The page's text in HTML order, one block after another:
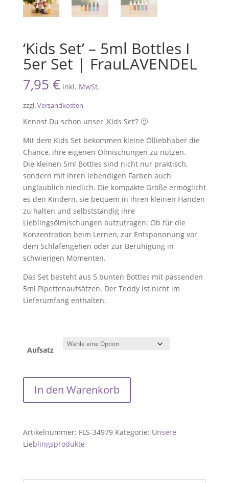
‘Kids Set’ – 5ml Bottles I
5er Set | FrauLAVENDEL
7,95 € inkl. MwSt.
zzgl.Versandkosten
Kennst Du schon unser ‚Kids Set‘? 🙂
Mit dem Kids Set bekommen kleine Ölliebhaber die
Chance, ihre eigenen Ölmischungen zu nutzen.
Die kleinen 5ml Bottles sind nicht nur praktisch,
sondern mit ihren lebendigen Farben auch
unglaublich niedlich. Die kompakte Größe ermöglicht
es den Kindern, sie bequem in ihren kleinen Händen
zu halten und selbstständig ihre
Lieblingsölmischungen aufzutragen: Ob für die
Konzentration beim Lernen, zur Entspannnung vor
dem Schlafengehen oder zur Beruhigung in
schwierigen Momenten.
Das Set besteht aus 5 bunten Bottles mit passenden
5ml Pipettenaufsätzen. Der Teddy ist nicht im
Lieferumfang enthalten.
Aufsatz
Bottles
I
In den Warenkorb
Artikelnummer: FLS-34979 Kategorie: Unsere
Lieblingsprodukte